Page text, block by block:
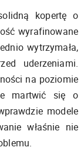
kopertę o
wyrafinowane
wytrzymała,
uderzeniami.
na poziomie
martwić się o
modele
właśnie nie